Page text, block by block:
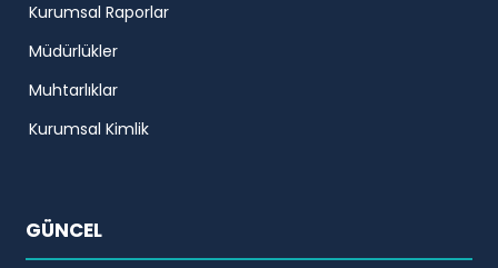
Kurumsal Raporlar
Müdürlükler
Muhtarlıklar
Kurumsal Kimlik
GÜNCEL